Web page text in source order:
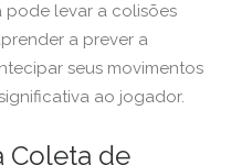
pode levar a colisões
a prever a
seus movimentos
ao jogador.
Coleta de